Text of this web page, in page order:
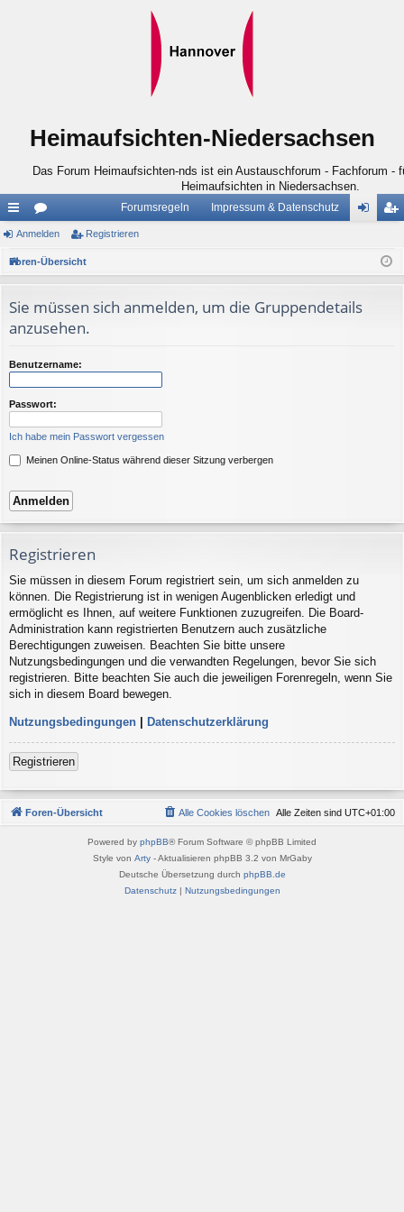
Heimaufsichten-Niedersachsen
Das Forum Heimaufsichten-nds ist ein Austauschforum - Fachforum -
Heimaufsichten in Niedersachsen.
ch
ne
ug
or
en
Forumsregeln Impressum & Datenschutz
de
ist
Anmelden Registrieren
Foren-Übersicht
Sie müssen sich anmelden, um die Gruppendetails
anzusehen.
Benutzername:
Passwort:
Ich habe mein Passwort vergessen
Meinen Online-Status während dieser Sitzung verbergen
Registrieren
Sie müssen in diesem Forum registriert sein, um sich anmelden zu
können. Die Registrierung ist in wenigen Augenblicken erledigt und
ermöglicht es Ihnen, auf weitere Funktionen zuzugreifen. Die Board-
Administration kann registrierten Benutzern auch zusätzliche
Berechtigungen zuweisen. Beachten Sie bitte unsere
Nutzungsbedingungen und die verwandten Regelungen, bevor Sie sich
registrieren. Bitte beachten Sie auch die jeweiligen Forenregeln, wenn Sie
sich in diesem Board bewegen.
Nutzungsbedingungen | Datenschutzerklärung
Registrieren
Foren-Übersicht Alle Zeiten sind UTC+01:00
Alle Cookies löschen
Powered by phpBB® Forum Software © phpBB Limited
Style von Arty- Aktualisieren phpBB 3.2 von MrGaby
Deutsche Übersetzung durch phpBB.de
Datenschutz| Nutzungsbedingungen